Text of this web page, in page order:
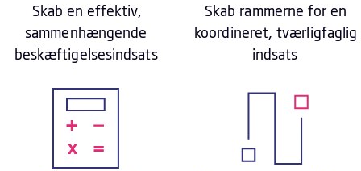
Skab en effektiv,
sammenhængende
beskæftigelsesindsats
Skab rammerne for en
koordineret, tværligfaglig
indsats